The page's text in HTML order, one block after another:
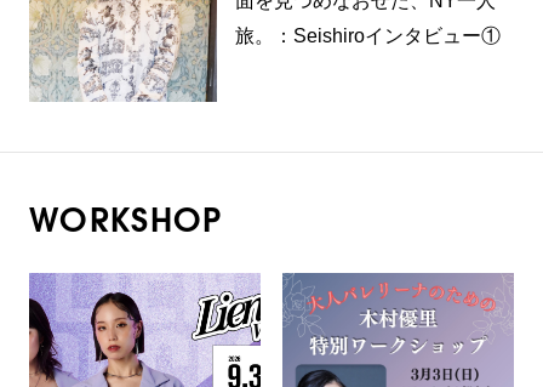
旅。：Seishiroインタビュー①
WORKSHOP